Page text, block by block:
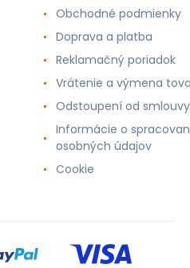
Obchodné podmienky
Doprava a platba
Reklamačný poriadok
Vrátenie a výmena
Odstoupení od smlouvy
Informácie o
osobných údajov
Cookie